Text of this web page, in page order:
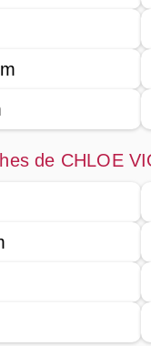
de CHLOE